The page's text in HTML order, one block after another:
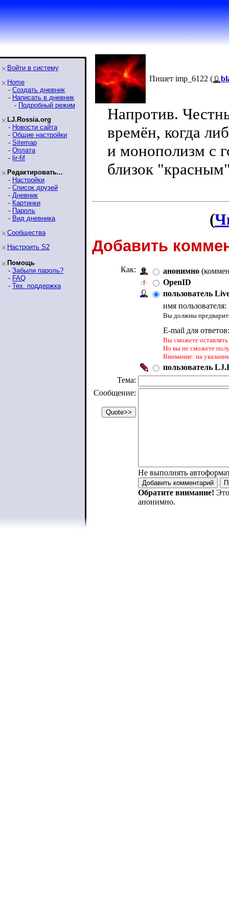
Войти в систему
Home
- Создать дневник
- Написать в дневник
- Подробный режим
LJ.Rossia.org
- Новости сайта
- Общие настройки
- Sitemap
- Оплата
- ljr-fif
Редактировать...
- Настройки
- Список друзей
- Дневник
- Картинки
- Пароль
- Вид дневника
Сообщества
Настроить S2
Помощь
- Забыли пароль?
- FAQ
- Тех. поддержка
Пишет imp_6122 (
Напротив.
времён, когда
и монополизм с
близок
(
Добавить
Как: анонимно
OpenID
пользователь
имя пользователя:
Вы должны
E-mail для
Вы сможете
Но вы не сможете
Внимание: на
пользователь
Тема:
Сообщение:
Не выполнять
Обратите внимание!
анонимно.